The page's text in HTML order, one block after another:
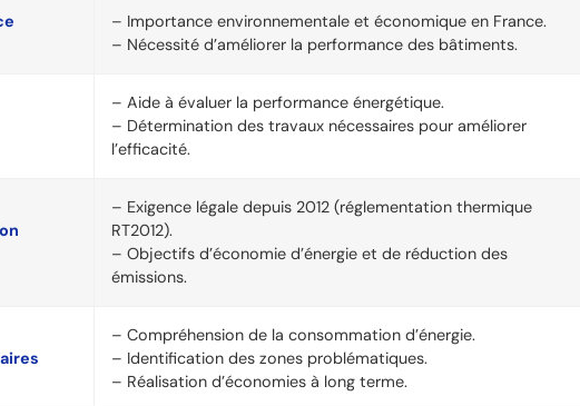
– Importance environnementale et économique en France.
– Nécessité d’améliorer la performance des bâtiments.
– Aide à évaluer la performance énergétique.
– Détermination des travaux nécessaires pour améliorer
l’efficacité.
– Exigence légale depuis 2012 (réglementation thermique
RT2012).
– Objectifs d’économie d’énergie et de réduction des
émissions.
– Compréhension de la consommation d’énergie.
– Identification des zones problématiques.
– Réalisation d’économies à long terme.